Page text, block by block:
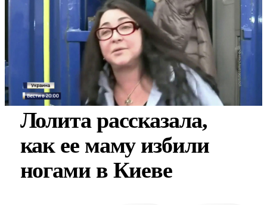
Лолита рассказала,
как ее маму избили
ногами в Киеве